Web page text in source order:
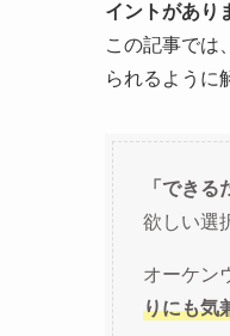
イントがあり
この記事では
られるように
「でき
欲しい選
オーケン
りにも気